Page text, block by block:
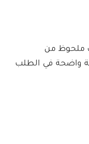
ملحوظ من
واضحة في الطلب